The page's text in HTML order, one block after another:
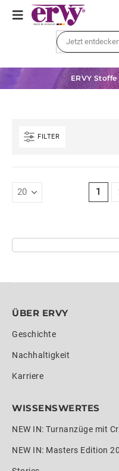
ERVY
FILTER
1
ÜBER ERVY
Geschichte
Nachhaltigkeit
Karriere
WISSENSWERTES
NEW IN: Turnanzüge mit
NEW IN: Masters Edition